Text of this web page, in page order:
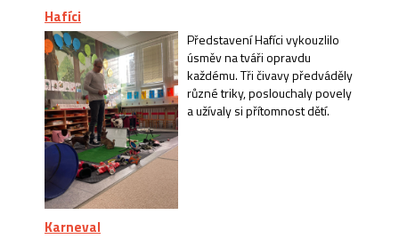
Hafíci
Představení Hafíci vykouzlilo
úsměv na tváři opravdu
každému. Tři čivavy předváděly
různé triky, poslouchaly povely
a užívaly si přítomnost dětí.
Karneval